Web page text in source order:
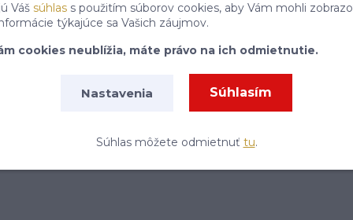
Môžete sa kedykoľvek odhlásiť. Zasielame raz za 14 dní.
Váš súhlass použitím súborov cookies, aby Vám mohli
týkajúce sa Vašich záujmov.
cookies neublížia, máte právo na ich odmietnutie.
Nastavenia Súhlasím
Súhlas môžete odmietnuť tu.